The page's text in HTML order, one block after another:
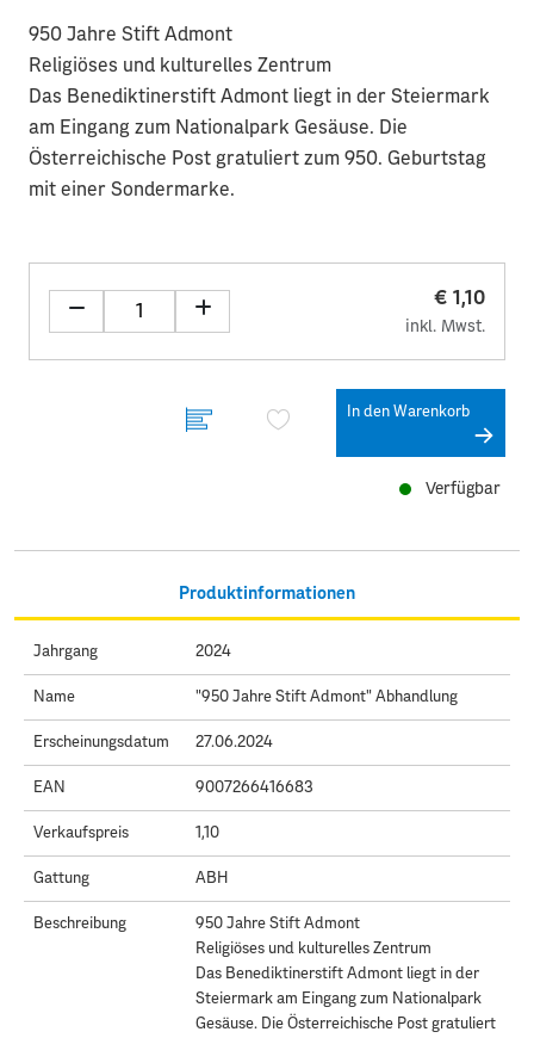
950 Jahre Stift Admont
Religiöses und kulturelles Zentrum
Das Benediktinerstift Admont liegt in der Steiermark
am Eingang zum Nationalpark Gesäuse. Die
Österreichische Post gratuliert zum 950. Geburtstag
mit einer Sondermarke.
€ 1,10
inkl. Mwst.
In den Warenkorb
Verfügbar
Produktinformationen
Jahrgang 2024
Name "950 Jahre Stift Admont" Abhandlung
Erscheinungsdatum 27.06.2024
EAN 9007266416683
Verkaufspreis 1,10
Gattung ABH
Beschreibung
950 Jahre Stift Admont
Religiöses und kulturelles Zentrum
Das Benediktinerstift Admont liegt in der
Steiermark am Eingang zum Nationalpark
Gesäuse. Die Österreichische Post gratuliert